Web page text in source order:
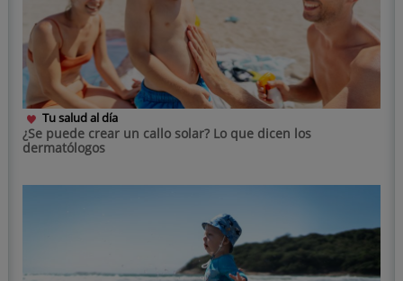
Tu salud al día
¿Se puede crear un callo solar? Lo que dicen los
dermatólogos